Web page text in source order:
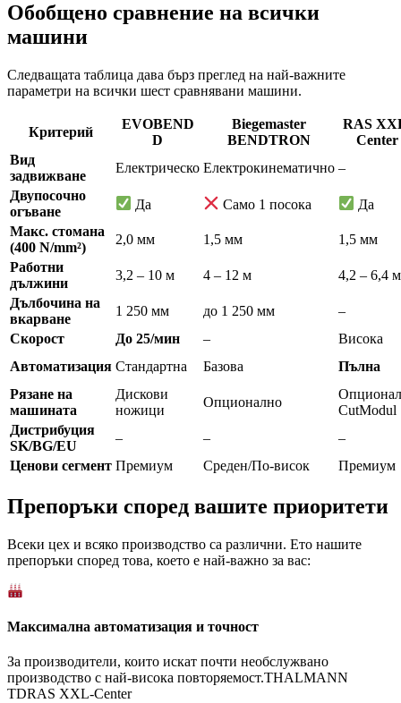
Обобщено сравнение на всички
машини
Следващата таблица дава бърз преглед на най-важните
параметри на всички шест сравнявани машини.
Критерий
EVOBEND
D
Biegemaster
BENDTRON
RAS
Center
Вид
задвижване
Електрическо Електрокинематично –
Двупосочно
огъване
Да Само 1 посока
Да
Макс. стомана
(400 N/mm²)
2,0 мм 1,5 мм
1,5 мм
Работни
дължини
3,2 – 10 м 4 – 12 м
4,2 – 6,4 м
Дълбочина на
вкарване
1 250 мм до 1 250 мм
–
Скорост
До 25/мин –
Висока
Автоматизация Стандартна Базова
Пълна
Рязане на
машината
Дискови
ножици
Опционално
CutModul
Дистрибуция
SK/BG/EU
– –
–
Ценови сегмент Премиум Среден/По-висок Премиум
Препоръки според вашите приоритети
Всеки цех и всяко производство са различни. Ето нашите
препоръки според това, което е най-важно за вас:
Максимална автоматизация и точност
За производители, които искат почти необслужвано
производство с най-висока повторяемост.THALMANN
TDRAS XXL-Center